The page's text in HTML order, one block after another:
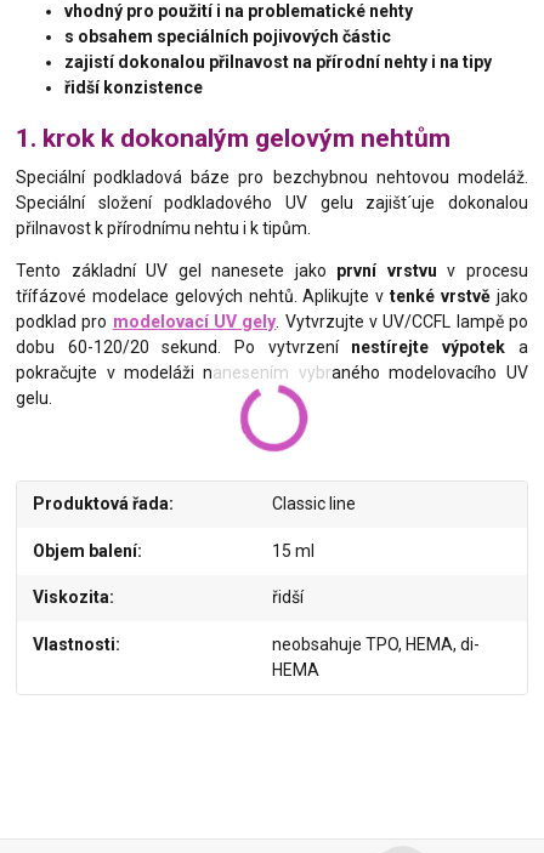
vhodný pro použití i na problematické nehty
s obsahem speciálních pojivových částic
zajistí dokonalou přilnavost na přírodní nehty i na tipy
řidší konzistence
1. krok k dokonalým gelovým nehtům
Speciální podkladová báze pro bezchybnou nehtovou modeláž.
Speciální složení podkladového UV gelu zajišt´uje dokonalou
přilnavost k přírodnímu nehtu i k tipům.
Tento základní UV gel nanesete jako první vrstvu v procesu
třífázové modelace gelových nehtů. Aplikujte vtenké vrstvějako
podklad pro modelovací UV gely . Vytvrzujte v UV/CCFL lampě po
dobu 60-120/20 sekund. Po vytvrzení nestírejte výpotek a
pokračujte v modeláži nanesením vybraného modelovacího UV
gelu.
Produktová řada Classic line
Objem balení 15 ml
Viskozita řidší
Vlastnosti
neobsahuje TPO, HEMA, di-
HEMA